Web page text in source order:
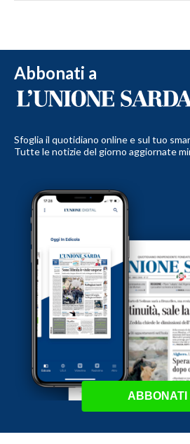
Abbonati a
Sfoglia il quotidiano online e sul tuo
Tutte le notizie del giorno aggiornate
ABBONATI